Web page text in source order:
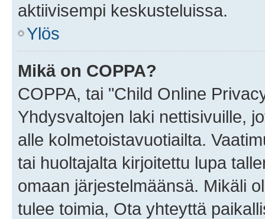
aktiivisempi keskusteluissa.
Ylös
Mikä on COPPA?
COPPA, tai "Child Online
Yhdysvaltojen laki nettisivuille,
alle kolmetoistavuotiailta.
tai huoltajalta kirjoitettu lupa
omaan järjestelmäänsä. Mikäli
tulee toimia, Ota yhteyttä